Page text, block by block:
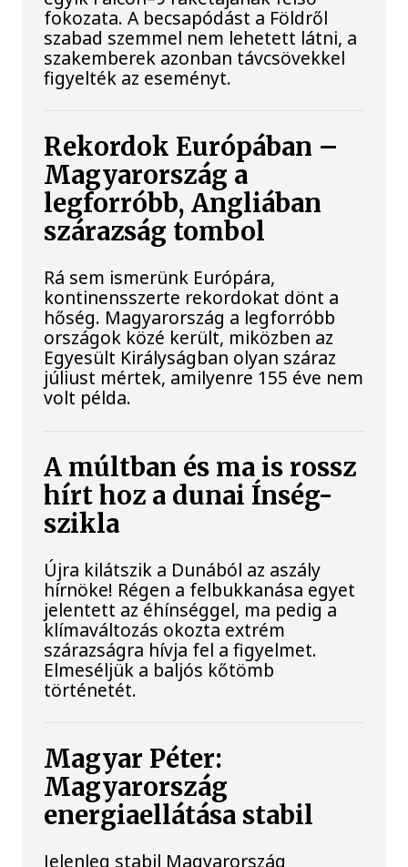
fokozata. A becsapódást a Földről
szabad szemmel nem lehetett látni, a
szakemberek azonban távcsövekkel
figyelték az eseményt.
Rekordok Európában –
Magyarország a
legforróbb, Angliában
szárazság tombol
Rá sem ismerünk Európára,
kontinensszerte rekordokat dönt a
hőség. Magyarország a legforróbb
országok közé került, miközben az
Egyesült Királyságban olyan száraz
júliust mértek, amilyenre 155 éve nem
volt példa.
A múltban és ma is rossz
hírt hoz a dunai Ínség-
szikla
Újra kilátszik a Dunából az aszály
hírnöke! Régen a felbukkanása egyet
jelentett az éhínséggel, ma pedig a
klímaváltozás okozta extrém
szárazságra hívja fel a figyelmet.
Elmeséljük a baljós kőtömb
történetét.
Magyar Péter:
Magyarország
energiaellátása stabil
Jelenleg stabil Magyarország